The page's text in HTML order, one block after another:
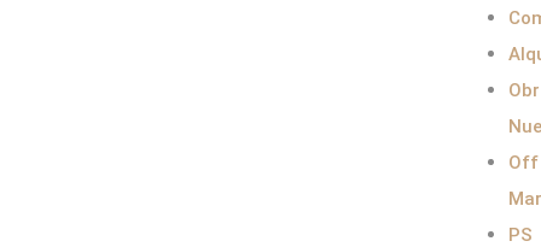
Off
PS